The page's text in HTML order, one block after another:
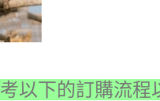
考以下的訂購流程